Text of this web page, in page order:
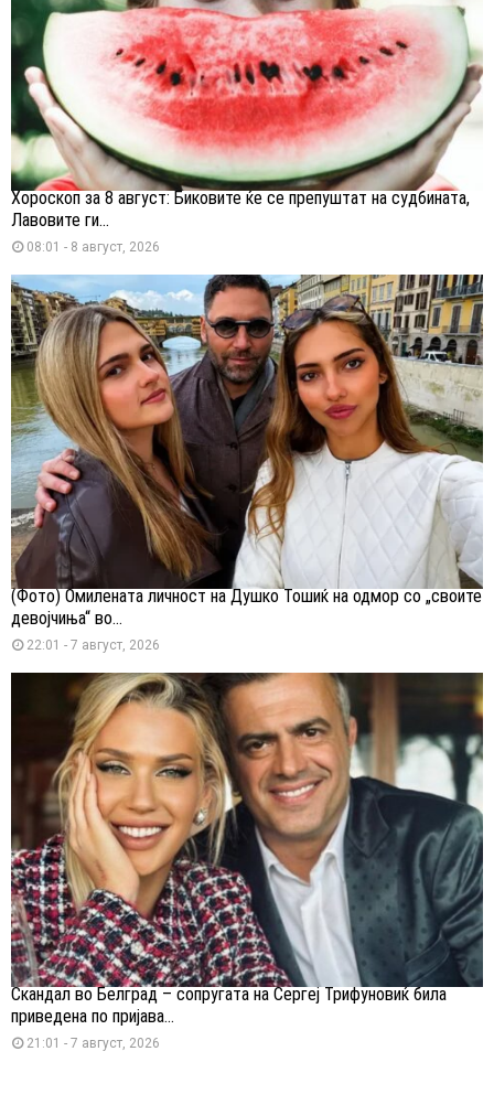
Хороскоп за 8 август: Биковите ќе се препуштат на судбината,
Лавовите ги...
08:01 - 8 август, 2026
(Фото) Омилената личност на Душко Тошиќ на одмор со „своите
девојчиња“ во...
22:01 - 7 август, 2026
Скандал во Белград – сопругата на Сергеј Трифуновиќ била
приведена по пријава...
21:01 - 7 август, 2026